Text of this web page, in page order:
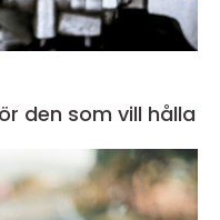
den som vill hålla